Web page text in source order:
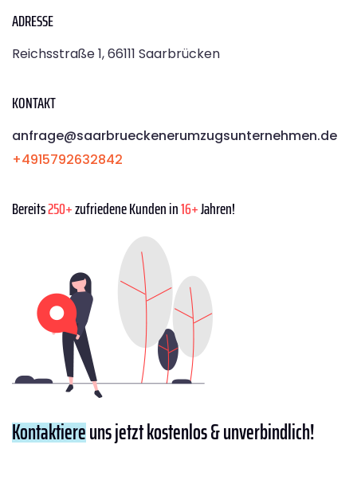
ADRESSE
Reichsstraße 1, 66111 Saarbrücken
KONTAKT
anfrage@saarbrueckenerumzugsunternehmen.de
+4915792632842
Bereits250+zufriedene Kunden in16+Jahren!
Kontaktiereuns jetzt kostenlos & unverbindlich!